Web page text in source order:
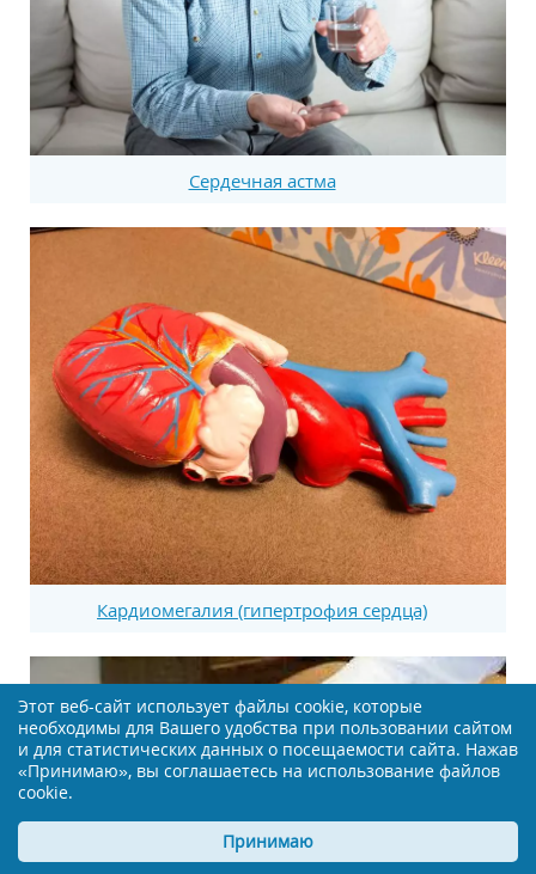
Сердечная астма
Кардиомегалия (гипертрофия сердца)
Этот веб-сайт использует файлы cookie, которые
необходимы для Вашего удобства при пользовании сайтом
и для статистических данных о посещаемости сайта. Нажав
«Принимаю», вы соглашаетесь на использование файлов
cookie.
Принимаю